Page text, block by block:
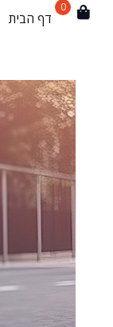
0
דף הבית